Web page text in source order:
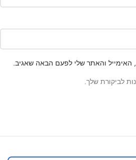
והאתר שלי לפעם הבאה שאגיב.
לביקורת שלך.